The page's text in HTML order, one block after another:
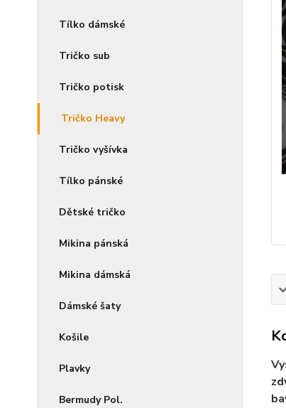
Tílko dámské
Tričko sub
Tričko potisk
Tričko Heavy
Tričko vyšívka
Tílko pánské
Dětské tričko
Mikina pánská
Mikina dámská
Dámské šaty
Košile
Plavky
Bermudy Pol.